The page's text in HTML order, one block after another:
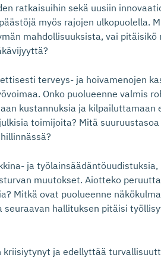
ratkaisuihin sekä uusiin
myös rajojen ulkopuolella.
mahdollisuuksista, vai pitäisikö
terveys- ja hoivamenojen
Onko puolueenne valmis
kustannuksia ja kilpailuttamaan
toimijoita? Mitä
ja työlainsäädäntöuudistuksia,
muutokset. Aiotteko
Mitkä ovat puolueenne
hallituksen pitäisi
kriisiytynyt ja edellyttää